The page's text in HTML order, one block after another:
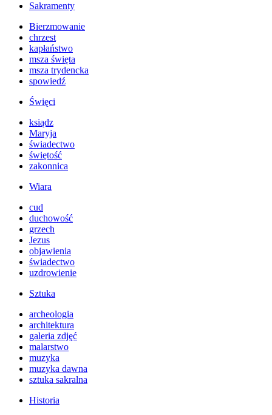
Sakramenty
Bierzmowanie
chrzest
kapłaństwo
msza święta
msza trydencka
spowiedź
Święci
ksiądz
Maryja
świadectwo
świętość
zakonnica
Wiara
cud
duchowość
grzech
Jezus
objawienia
świadectwo
uzdrowienie
Sztuka
archeologia
architektura
galeria zdjęć
malarstwo
muzyka
muzyka dawna
sztuka sakralna
Historia